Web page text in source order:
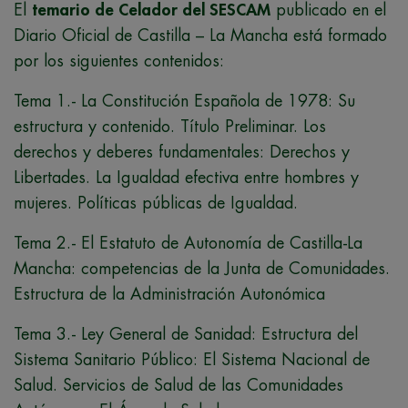
El temario de Celador del SESCAM publicado en el
Diario Oficial de Castilla – La Mancha está formado
por los siguientes contenidos:
Tema 1.- La Constitución Española de 1978: Su
estructura y contenido. Título Preliminar. Los
derechos y deberes fundamentales: Derechos y
Libertades. La Igualdad efectiva entre hombres y
mujeres. Políticas públicas de Igualdad.
Tema 2.- El Estatuto de Autonomía de Castilla-La
Mancha: competencias de la Junta de Comunidades.
Estructura de la Administración Autonómica
Tema 3.- Ley General de Sanidad: Estructura del
Sistema Sanitario Público: El Sistema Nacional de
Salud. Servicios de Salud de las Comunidades